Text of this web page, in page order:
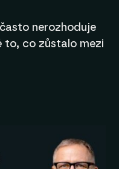
nerozhoduje
to, co zůstalo mezi